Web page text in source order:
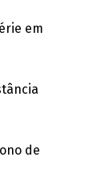
em
de